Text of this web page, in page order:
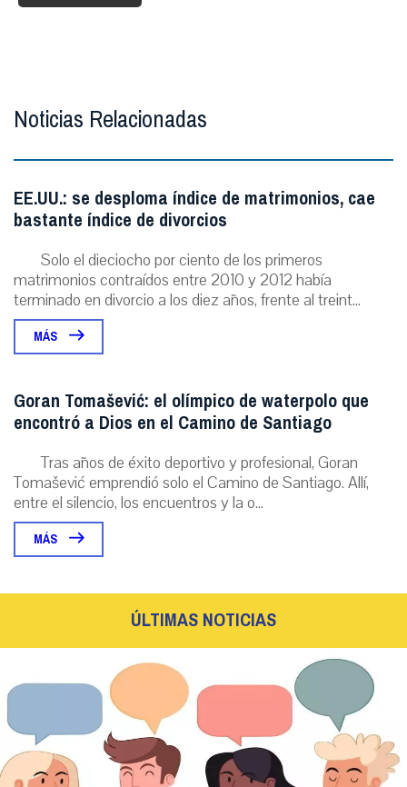
Noticias Relacionadas
EE.UU.: se desploma índice de matrimonios, cae
bastante índice de divorcios
Solo el dieciocho por ciento de los primeros
matrimonios contraídos entre 2010 y 2012 había
terminado en divorcio a los diez años, frente al treint...
MÁS
Goran Tomašević: el olímpico de waterpolo que
encontró a Dios en el Camino de Santiago
Tras años de éxito deportivo y profesional, Goran
Tomašević emprendió solo el Camino de Santiago. Allí,
entre el silencio, los encuentros y la o...
MÁS
ÚLTIMAS NOTICIAS